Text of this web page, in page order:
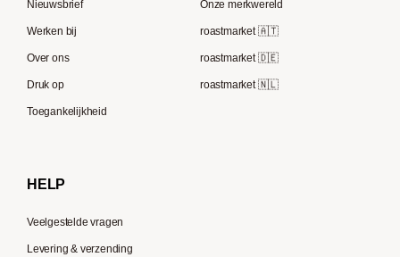
Berliner Kaffeerösterei
Speicherstadt Kaffee
Supremo
Moccamaster
Nieuwsbrief
Werken bij
Over ons
Druk op
Toegankelijkheid
Onze merkwereld
roastmarket 🇦🇹
roastmarket 🇩🇪
roastmarket 🇳🇱
HELP
Veelgestelde vragen
Levering & verzending